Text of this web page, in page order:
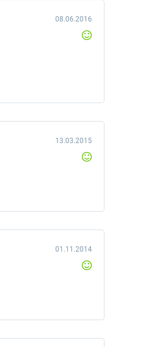
08.06.2016
13.03.2015
01.11.2014